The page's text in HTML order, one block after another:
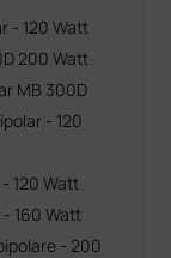
- 120 Watt
• Bisturi eléctrico mono-bipolar MB 200D 200 Watt
MB 300D
- 120
120 Watt
160 Watt
- 200